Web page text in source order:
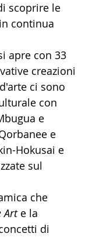
scoprire le
continua
apre con 33
creazioni
ci sono
con
e
e
Hokusai e
sul
che
Art e la
di